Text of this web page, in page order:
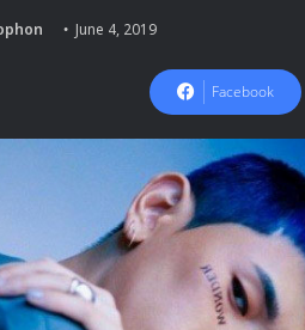
June 4, 2019
Facebook